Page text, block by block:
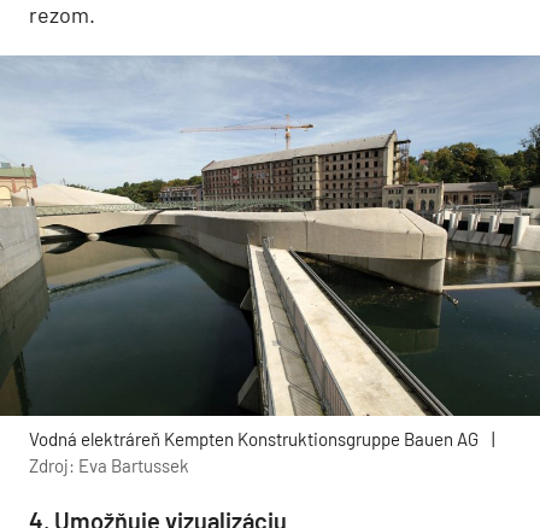
rezom.
Vodná elektráreň Kempten Konstruktionsgruppe Bauen AG
|
Zdroj: Eva Bartussek
4. Umožňuje vizualizáciu